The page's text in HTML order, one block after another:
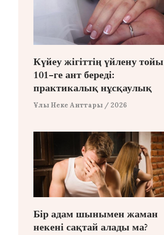
Күйеу жігіттің үйлену тойы
101-ге ант береді:
практикалық нұсқаулық
Ұлы Неке Анттары / 2026
Бір адам шынымен жаман
некені сақтай алады ма?